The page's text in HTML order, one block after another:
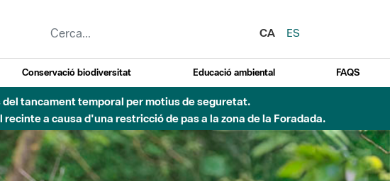
CA
ES
Conservació biodiversitat Educació ambiental FAQS
del Besòs per pluges intenses.